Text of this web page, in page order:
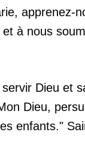
apprenez-
et à nous
Dieu et
Dieu,
enfants."